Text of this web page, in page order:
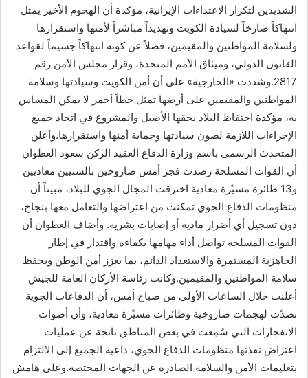
الشديدين لتكرار الاعتداءات الإيرانية، مؤكدة أن الهجوم الأخير يمثل
انتهاكاً صارخاً لسيادة الكويت وتهديداً مباشراً لأمنها واستقرارها
ولسلامة المواطنين والمقيمين، فضلاً عن كونه انتهاكاً جسيماً لقواعد
القانون الدولي، وميثاق الأمم المتحدة، وقرار مجلس الأمن رقم
2817.وشددت «الخارجية» على أن أمن الكويت وسيادتها وسلامة
المواطنين والمقيمين على أرضها تمثل خطاً أحمر لا يمكن المساس
به، مؤكدة احتفاظ البلاد بحقها الأصيل والمشروع في اتخاذ جميع
الإجراءات اللازمة لصون سيادتها وحماية أمنها واستقرارها.وأعلن
المتحدث الرسمي باسم وزارة الدفاع العقيد الركن سعود العطوان
أن القوات المسلحة رصدت فجر أمس صاروخين بالستيين معاديين
و13 طائرة مسيّرة معادية اخترقت المجال الجوي للبلاد، مبيناً أن
منظومات الدفاع الجوي تمكنت من اعتراضها والتعامل معها بنجاح،
دون تسجيل أي أضرار مادية أو إصابات بشرية. وأضاف العطوان أن
القوات المسلحة تواصل أداء مهامها بكفاءة واقتدار في إطار
الجاهزية المستمرة والاستعداد الدائم، بما يعزز أمن الوطن ويحفظ
سلامة المواطنين والمقيمين.وكانت رئاسة الأركان العامة للجيش
أعلنت خلال الساعات الأولى من صباح أمس، أن الدفاعات الجوية
تصدّت لهجمات صاروخية وطائرات مسيّرة معادية، وأن أصوات
الانفجارات التي سُمِعت في بعض المناطق ناتجة عن عمليات
اعتراض نفذتها منظومات الدفاع الجوي، داعية الجميع إلى الالتزام
بتعليمات الأمن والسلامة الصادرة عن الجهات المختصة.وعلى هامش